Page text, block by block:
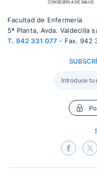
Facultad de Enfermería
5ª Planta, Avda. Valdecilla
T. 942 331 077 - Fax. 942